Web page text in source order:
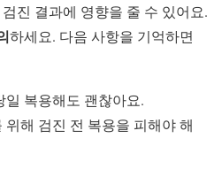
진 결과에 영향을 줄 수 있어요.
하세요. 다음 사항을 기억하면
일 복용해도 괜찮아요.
해 검진 전 복용을 피해야 해